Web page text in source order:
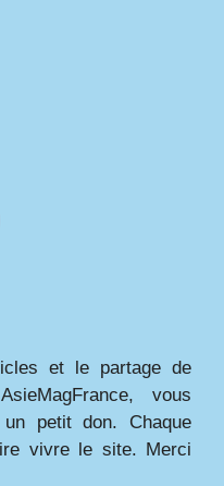
et le partage de
vous
petit don. Chaque
vivre le site. Merci